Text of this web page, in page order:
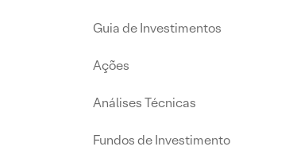
Guia de Investimentos
Ações
Análises Técnicas
Fundos de Investimento